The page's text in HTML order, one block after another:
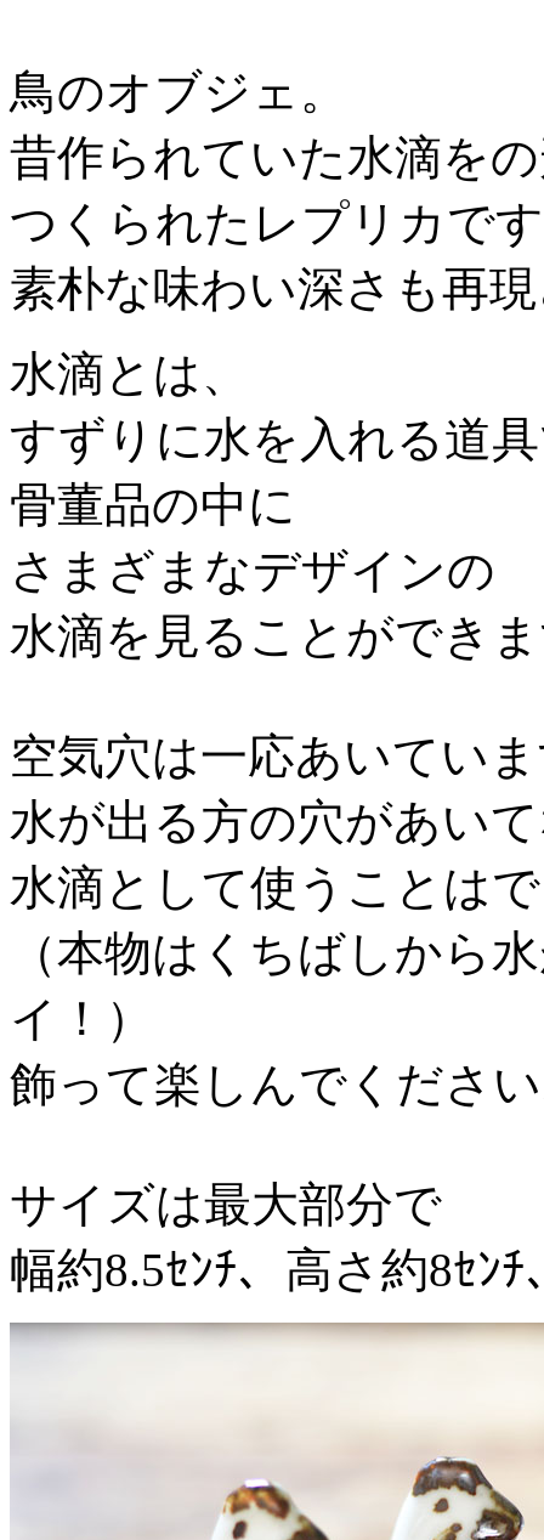
鳥のオブジェ。
昔作られていた水滴を
つくられたレプリカで
素朴な味わい深さも再
水滴とは、
すずりに水を入れる道
骨董品の中に
さまざまなデザインの
水滴を見ることができ
空気穴は一応あいてい
水が出る方の穴があい
水滴として使うことは
（本物はくちばしから
イ！）
飾って楽しんでくださ
サイズは最大部分で
幅約8.5ｾﾝﾁ、高さ約8ｾﾝ